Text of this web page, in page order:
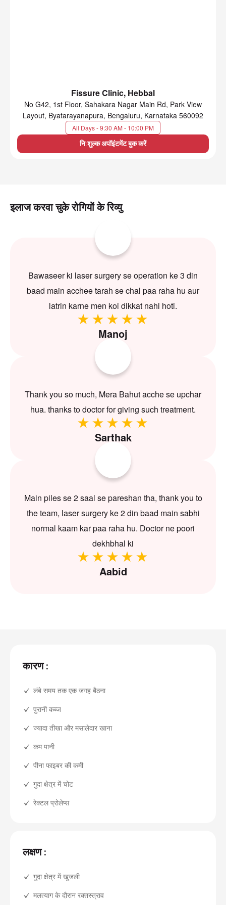
Fissure Clinic, Hebbal
No G42, 1st Floor, Sahakara Nagar Main Rd, Park View
Layout, Byatarayanapura, Bengaluru, Karnataka 560092
All Days - 9:30 AM - 10:00 PM
नि:शुल्क अपॉइंटमेंट बुक करें
इलाज करवा चुके रोगियों के रिव्यु
Bawaseer ki laser surgery se operation ke 3 din
baad main acchee tarah se chal paa raha hu aur
latrin karne men koi dikkat nahi hoti.
Manoj
Thank you so much, Mera Bahut acche se upchar
hua. thanks to doctor for giving such treatment.
Sarthak
Main piles se 2 saal se pareshan tha, thank you to
the team, laser surgery ke 2 din baad main sabhi
normal kaam kar paa raha hu. Doctor ne poori
dekhbhal ki
Aabid
कारण :
लंबे समय तक एक जगह बैठना
पुरानी कब्ज
ज्यादा तीखा और मसालेदार खाना
कम पानी
पीना फाइबर की कमी
गुदा क्षेत्र में चोट
रेक्टल प्रोलेप्स
लक्षण :
गुदा क्षेत्र में खुजली
मलत्याग के दौरान रक्तस्त्राव